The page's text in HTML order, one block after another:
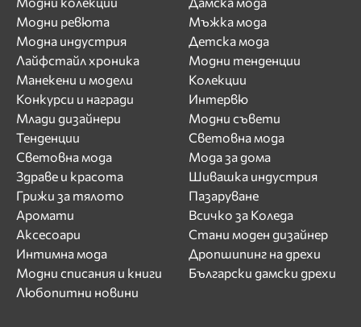
Модни ревюта
Модна индустрия
Лайфстайл хроника
Манекени и модели
Конкурси и награди
Млади дизайнери
Тенденции
Световна мода
Здраве и красота
Грижи за тялото
Аромати
Аксесоари
Интимна мода
Модни списания и книги
Любопитни новини
Мъжка мода
Детска мода
Модни тенденции
Колекции
Интервю
Модни съвети
Световна мода
Мода за дома
Шивашка индустрия
Пазаруване
Всичко за Коледа
Стани моден дизайнер
Дропшипинг на дрехи
Български дамски дрехи